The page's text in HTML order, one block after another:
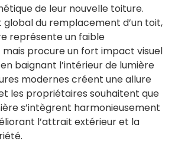
de leur nouvelle toiture.
du remplacement d’un toit,
représente un faible
procure un fort impact visuel
baignant l’intérieur de lumière
modernes créent une allure
les propriétaires souhaitent que
s’intègrent harmonieusement
l’attrait extérieur et la